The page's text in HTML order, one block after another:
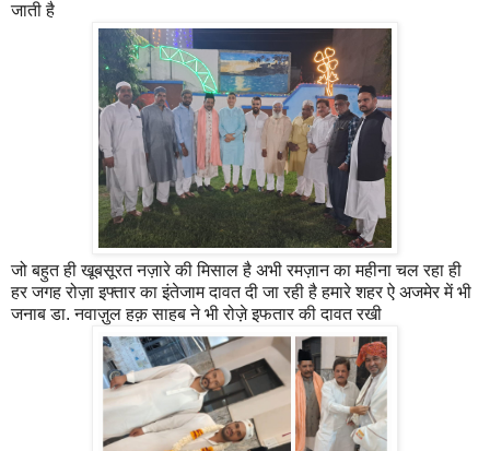
जाती है
जो बहुत ही खूबसूरत नज़ारे की मिसाल है अभी रमज़ान का महीना चल रहा ही
हर जगह रोज़ा इफ्तार का इंतेजाम दावत दी जा रही है हमारे शहर ऐ अजमेर में भी
जनाब डा. नवाज़ुल हक़ साहब ने भी रोज़े इफतार की दावत रखी